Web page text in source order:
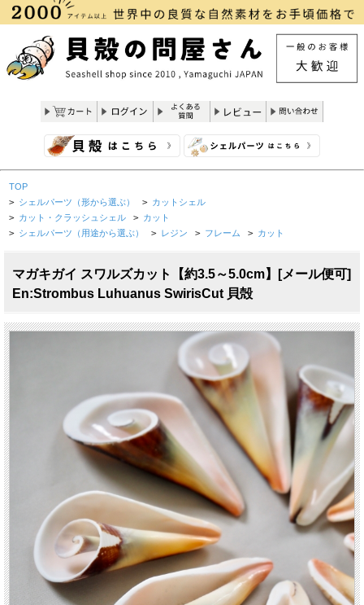
TOP
> シェルパーツ（形から選ぶ） > カットシェル
> カット・クラッシュシェル > カット
> シェルパーツ（用途から選ぶ） > レジン > フレーム > カット
マガキガイ スワルズカット【約3.5～5.0cm】[メール便可]
En:Strombus Luhuanus SwirisCut 貝殻